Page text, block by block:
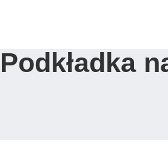
Podkładka